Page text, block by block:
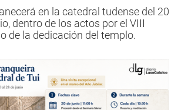
en la catedral tudense del 20
dentro de los actos por el VIII
de la dedicación del templo.